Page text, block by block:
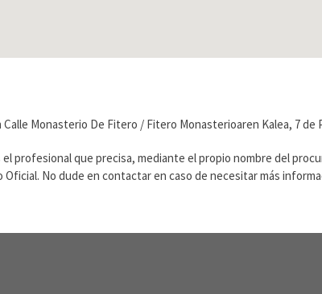
Monasterio De Fitero / Fitero Monasterioaren Kalea, 7 de
profesional que precisa, mediante el propio nombre del
No dude en contactar en caso de necesitar más